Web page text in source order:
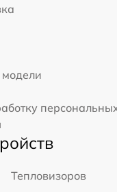
Тепловизоров